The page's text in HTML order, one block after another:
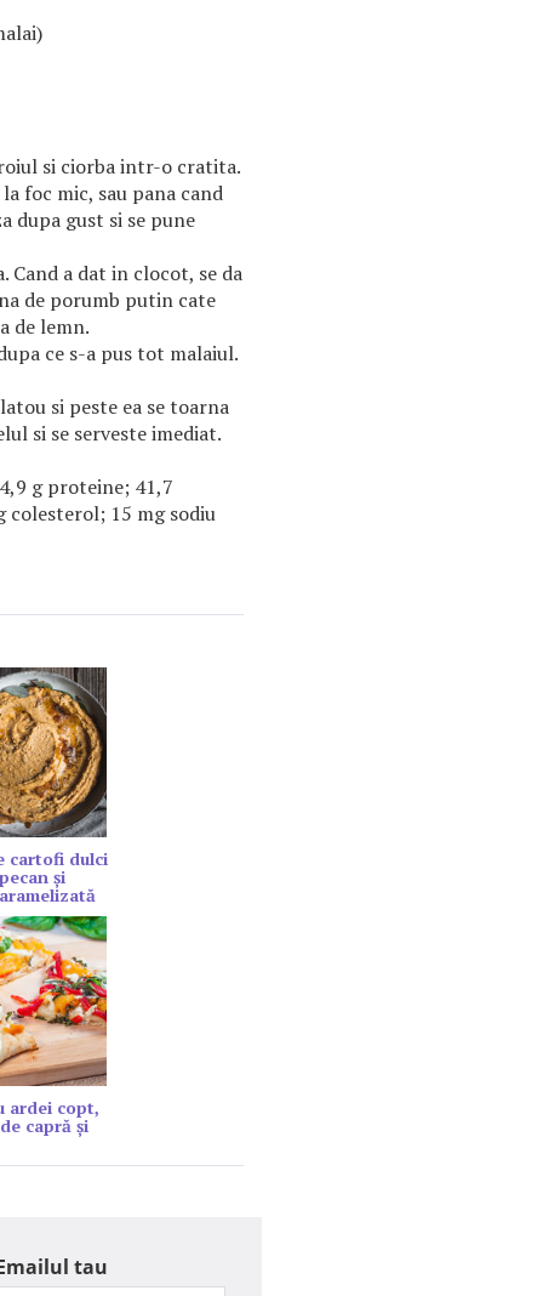
si ciorba intr-o cratita.
foc mic, sau pana cand
dupa gust si se pune
Cand a dat in clocot, se da
de porumb putin cate
de lemn.
ce s-a pus tot malaiul.
si peste ea se toarna
si se serveste imediat.
g proteine; 41,7
colesterol; 15 mg sodiu
cartofi dulci
și
ardei copt,
capră şi
tau